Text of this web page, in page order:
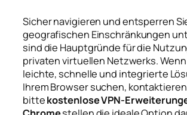
Sicher navigieren und entsperren
geografischen Einschränkungen
sind die Hauptgründe für die
privaten virtuellen Netzwerks.
leichte, schnelle und integrierte
Ihrem Browser suchen,
bittekostenlose VPN-